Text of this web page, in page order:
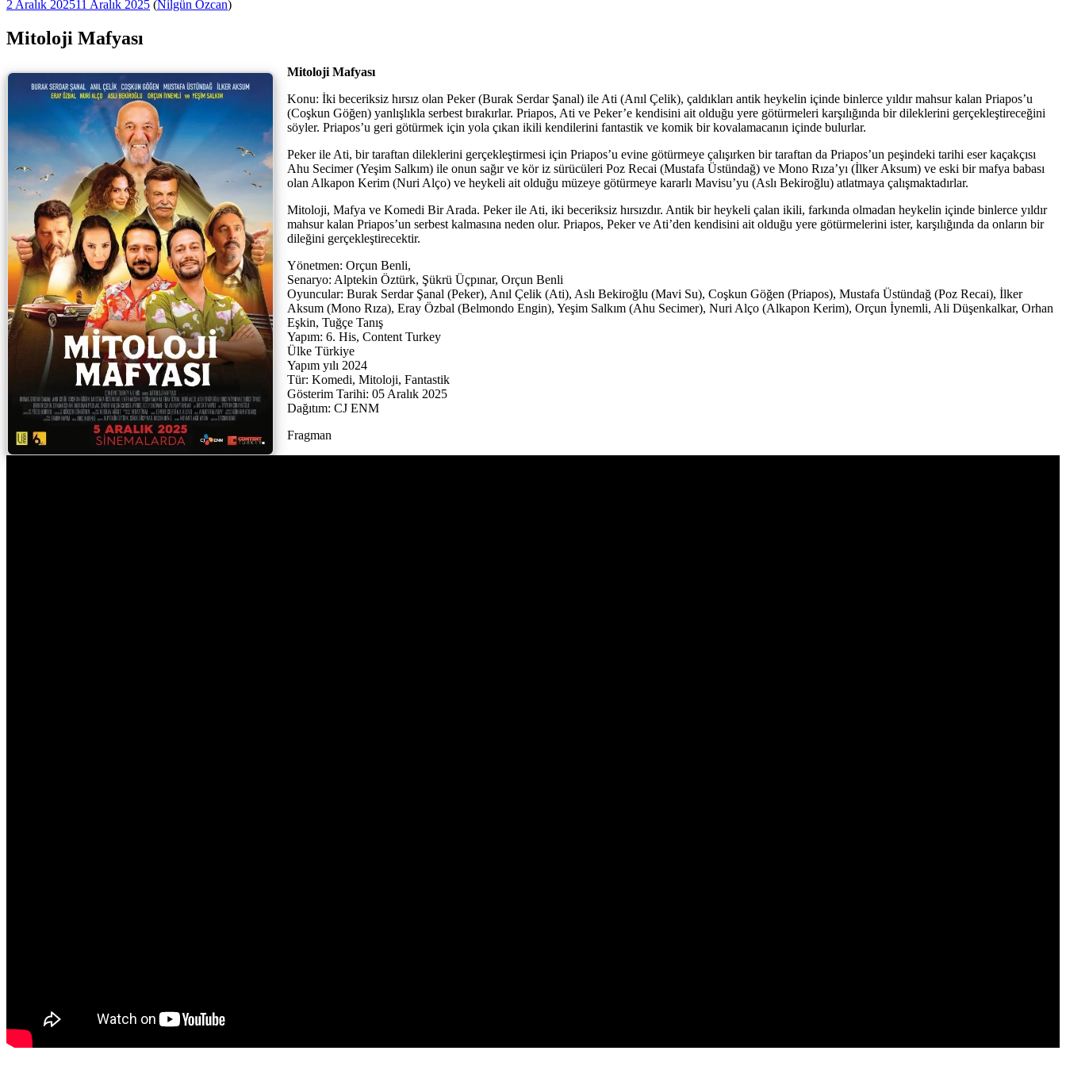
Yayım
2 Aralık 202511 Aralık 2025 (Nilgün Özcan)
Mitoloji Mafyası
Mitoloji Mafyası
Konu: İki beceriksiz hırsız olan Peker (Burak Serdar Şanal) ile Ati (Anıl Çelik), çaldıkları antik heykelin içinde binlerce yıldır mahsur kalan Priapos’u
(Coşkun Göğen) yanlışlıkla serbest bırakırlar. Priapos, Ati ve Peker’e kendisini ait olduğu yere götürmeleri karşılığında bir dileklerini gerçekleştireceğini
söyler. Priapos’u geri götürmek için yola çıkan ikili kendilerini fantastik ve komik bir kovalamacanın içinde bulurlar.
Peker ile Ati, bir taraftan dileklerini gerçekleştirmesi için Priapos’u evine götürmeye çalışırken bir taraftan da Priapos’un peşindeki tarihi eser kaçakçısı
Ahu Secimer (Yeşim Salkım) ile onun sağır ve kör iz sürücüleri Poz Recai (Mustafa Üstündağ) ve Mono Rıza’yı (İlker Aksum) ve eski bir mafya babası
olan Alkapon Kerim (Nuri Alço) ve heykeli ait olduğu müzeye götürmeye kararlı Mavisu’yu (Aslı Bekiroğlu) atlatmaya çalışmaktadırlar.
Mitoloji, Mafya ve Komedi Bir Arada. Peker ile Ati, iki beceriksiz hırsızdır. Antik bir heykeli çalan ikili, farkında olmadan heykelin içinde binlerce yıldır
mahsur kalan Priapos’un serbest kalmasına neden olur. Priapos, Peker ve Ati’den kendisini ait olduğu yere götürmelerini ister, karşılığında da onların bir
dileğini gerçekleştirecektir.
Yönetmen: Orçun Benli,
Senaryo: Alptekin Öztürk, Şükrü Üçpınar, Orçun Benli
Oyuncular: Burak Serdar Şanal (Peker), Anıl Çelik (Ati), Aslı Bekiroğlu (Mavi Su), Coşkun Göğen (Priapos), Mustafa Üstündağ (Poz Recai), İlker
Aksum (Mono Rıza), Eray Özbal (Belmondo Engin), Yeşim Salkım (Ahu Secimer), Nuri Alço (Alkapon Kerim), Orçun İynemli, Ali Düşenkalkar, Orhan
Eşkin, Tuğçe Tanış
Yapım: 6. His, Content Turkey
Ülke Türkiye
Yapım yılı 2024
Tür: Komedi, Mitoloji, Fantastik
Gösterim Tarihi: 05 Aralık 2025
Dağıtım: CJ ENM
Fragman